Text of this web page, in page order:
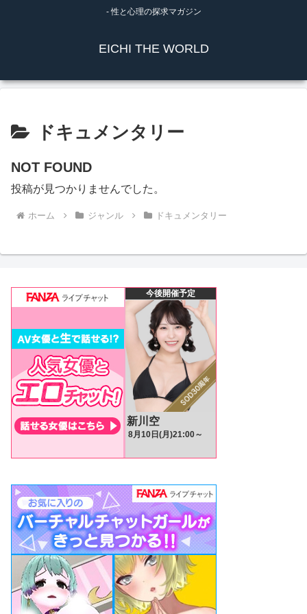
- 性と心理の探求マガジン
EICHI THE WORLD
ドキュメンタリー
NOT FOUND
投稿が見つかりませんでした。
ホーム ジャンル ドキュメンタリー